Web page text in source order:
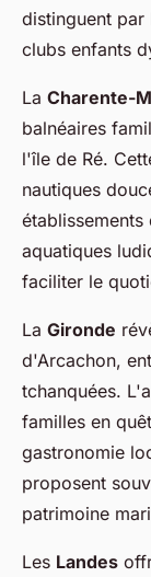
distinguent par
clubs enfants
La Charente-
balnéaires
l'île de Ré.
nautiques
aquatiques
faciliter le
La Gironde
d'Arcachon,
tchanquées.
familles en
gastronomie
proposent
patrimoine
Les Landes